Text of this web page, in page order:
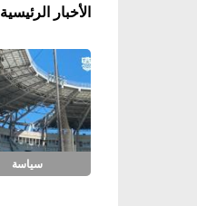
الأخبار الرئيسية
سياسة